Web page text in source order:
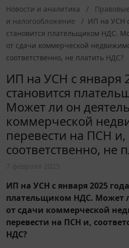
Новости и аналитика
и налогообложение
ИП на УСН
становится плательщиком НДС.
от сдачи коммерческой
соответственно, не платить НДС?
ИП на УСН с января
становится
Может ли он
коммерческой
перевести на ПСН и,
соответственно, не
ИП на УСН с января 2025
плательщиком НДС. Может
от сдачи коммерческой
перевести на ПСН и,
НДС?